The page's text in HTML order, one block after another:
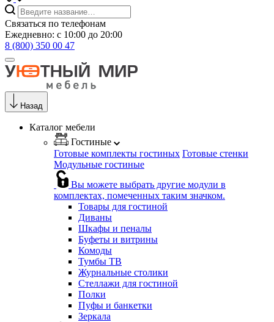
Связаться по телефонам
Ежедневно: с 10:00 до 20:00
8 (800) 350 00 47
Назад
Каталог мебели
Гостиные
Готовые комплекты гостиных Готовые стенки
Модульные гостиные
Вы можете выбрать другие модули в
комплектах, помеченных таким значком.
Товары для гостиной
Диваны
Шкафы и пеналы
Буфеты и витрины
Комоды
Тумбы ТВ
Журнальные столики
Стеллажи для гостиной
Полки
Пуфы и банкетки
Зеркала